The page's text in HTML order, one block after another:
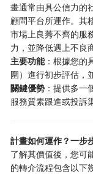
畫通常由具公信力的
顧問平台所運作。其
市場上良莠不齊的服
力，並降低遇上不良
主要功能：根據您的
圍）進行初步評估，
關鍵優勢 ：提供多
服務質素跟進或投訴
計畫如何運作？一步
了解其價值後，您可
的轉介流程包含以下